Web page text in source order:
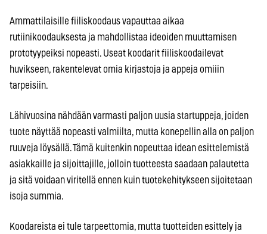
Ammattilaisille fiiliskoodaus vapauttaa aikaa
rutiinikoodauksesta ja mahdollistaa ideoiden muuttamisen
prototyypeiksi nopeasti. Useat koodarit fiiliskoodailevat
huvikseen, rakentelevat omia kirjastoja ja appeja omiiin
tarpeisiin.
Lähivuosina nähdään varmasti paljon uusia startuppeja, joiden
tuote näyttää nopeasti valmiilta, mutta konepellin alla on paljon
ruuveja löysällä. Tämä kuitenkin nopeuttaa idean esittelemistä
asiakkaille ja sijoittajille, jolloin tuotteesta saadaan palautetta
ja sitä voidaan viritellä ennen kuin tuotekehitykseen sijoitetaan
isoja summia.
Koodareista ei tule tarpeettomia, mutta tuotteiden esittely ja